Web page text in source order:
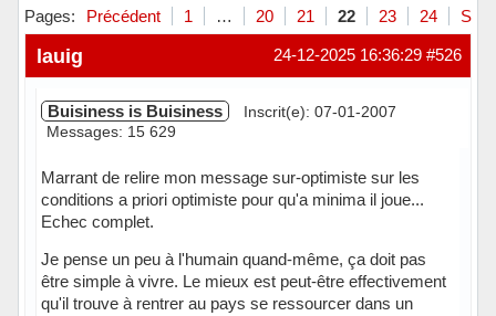
Pages: Précédent 1 … 20 21 22 23 24
#526
24-12-2025 16:36:29
lauig
Buisiness is Buisiness
Inscrit(e): 07-01-2007
Messages: 15 629
Marrant de relire mon message sur-optimiste sur les
conditions a priori optimiste pour qu'a minima il joue...
Echec complet.
Je pense un peu à l'humain quand-même, ça doit pas
être simple à vivre. Le mieux est peut-être effectivement
qu'il trouve à rentrer au pays se ressourcer dans un